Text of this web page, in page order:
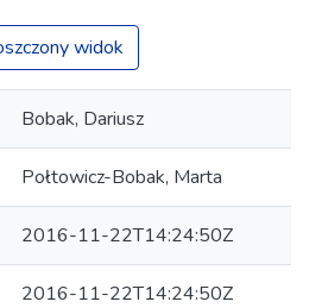
widok
Bobak, Dariusz
Połtowicz-Bobak, Marta
2016-11-22T14:24:50Z
2016-11-22T14:24:50Z